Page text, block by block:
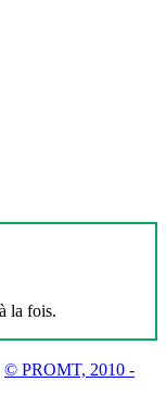
la fois.
© PROMT, 2010 -